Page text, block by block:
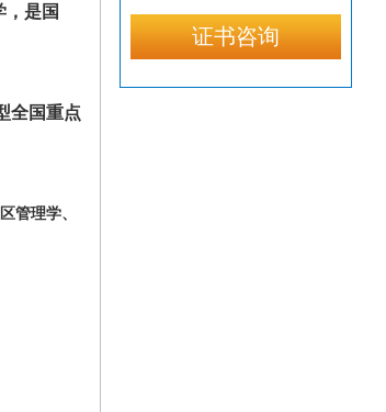
，是国
全国重点
管理学、
证书咨询